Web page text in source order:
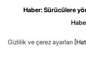
Haber: Sürücülere
Gizlilik ve çerez ayarları